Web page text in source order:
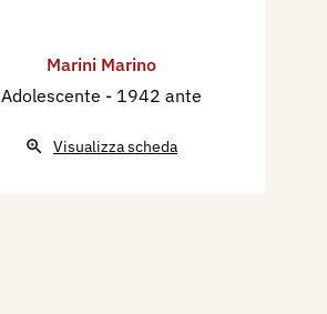
Marini Marino
Adolescente - 1942 ante
Visualizza scheda